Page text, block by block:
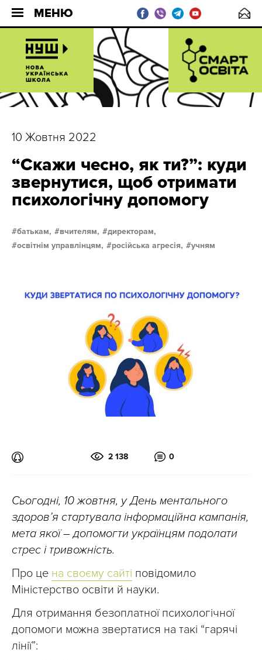
МЕНЮ
10 Жовтня 2022
“Скажи чесно, як ти?”: куди
звернутися, щоб отримати
психологічну допомогу
батькам, вчителям,
директорам,
освітнім управлінцям,
російська агресія, учням
2 138 0
Сьогодні, 10 жовтня, у День ментального
здоров’я стартувала інформаційна кампанія,
мета якої – допомогти українцям подолати
стрес і тривожність.
Про це на своєму сайті повідомило
Міністерство освіти й науки.
Для отримання безоплатної психологічної
допомоги можна звертатися на такі “гарячі
лінії”: